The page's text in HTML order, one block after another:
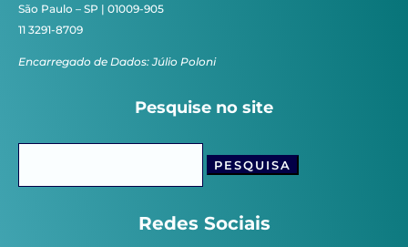
São Paulo – SP | 01009-905
11 3291-8709
Encarregado de Dados: Júlio Poloni
Pesquise no site
Redes Sociais